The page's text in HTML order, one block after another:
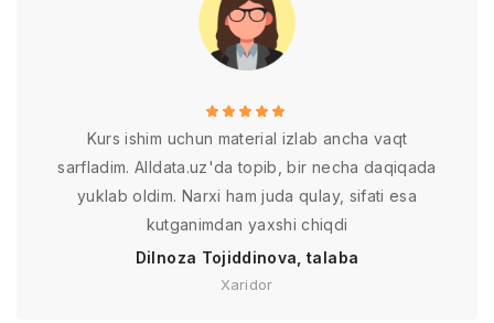
Kurs ishim uchun material izlab ancha vaqt
sarfladim. Alldata.uz'da topib, bir necha daqiqada
yuklab oldim. Narxi ham juda qulay, sifati esa
kutganimdan yaxshi chiqdi
Dilnoza Tojiddinova, talaba
Xaridor